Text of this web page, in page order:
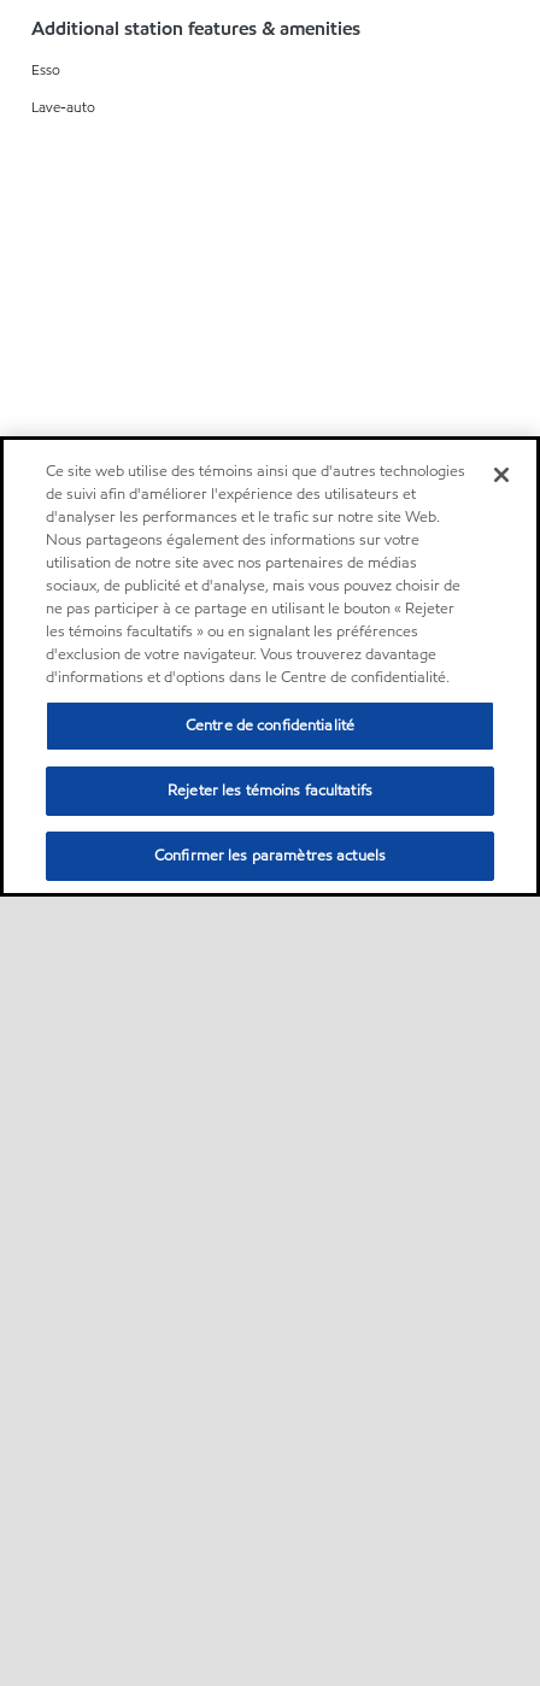
Additional station features & amenities
Esso
Lave-auto
Ce site web utilise des témoins ainsi que d'autres technologies
de suivi afin d'améliorer l'expérience des utilisateurs et
d'analyser les performances et le trafic sur notre site Web.
Nous partageons également des informations sur votre
utilisation de notre site avec nos partenaires de médias
sociaux, de publicité et d'analyse, mais vous pouvez choisir de
ne pas participer à ce partage en utilisant le bouton « Rejeter
les témoins facultatifs » ou en signalant les préférences
d'exclusion de votre navigateur. Vous trouverez davantage
d'informations et d'options dans le Centre de confidentialité.
Centre de confidentialité
Rejeter les témoins facultatifs
Confirmer les paramètres actuels